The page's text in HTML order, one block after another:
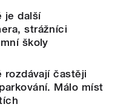
je další
strážníci
školy
rozdávají častěji
Málo míst